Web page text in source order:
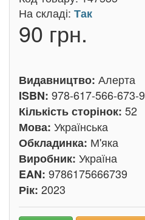
На складі: Так
90 грн.
Видавництво: Алерта
ISBN: 978-617-566-673-9
Кількість сторінок: 52
Мова: Українська
Обкладинка: М'яка
Виробник: Україна
EAN: 9786175666739
Рік: 2023